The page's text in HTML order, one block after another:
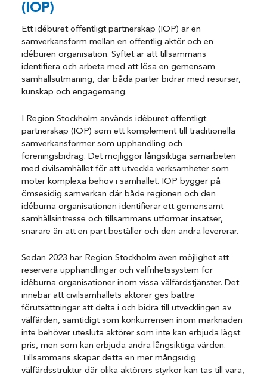
(IOP)
Ett idéburet offentligt partnerskap (IOP) är en
samverkansform mellan en offentlig aktör och en
idéburen organisation. Syftet är att tillsammans
identifiera och arbeta med att lösa en gemensam
samhällsutmaning, där båda parter bidrar med resurser,
kunskap och engagemang.
I Region Stockholm används idéburet offentligt
partnerskap (IOP) som ett komplement till traditionella
samverkansformer som upphandling och
föreningsbidrag. Det möjliggör långsiktiga samarbeten
med civilsamhället för att utveckla verksamheter som
möter komplexa behov i samhället. IOP bygger på
ömsesidig samverkan där både regionen och den
idéburna organisationen identifierar ett gemensamt
samhällsintresse och tillsammans utformar insatser,
snarare än att en part beställer och den andra levererar.
Sedan 2023 har Region Stockholm även möjlighet att
reservera upphandlingar och valfrihetssystem för
idéburna organisationer inom vissa välfärdstjänster. Det
innebär att civilsamhällets aktörer ges bättre
förutsättningar att delta i och bidra till utvecklingen av
välfärden, samtidigt som konkurrensen inom marknaden
inte behöver utesluta aktörer som inte kan erbjuda lägst
pris, men som kan erbjuda andra långsiktiga värden.
Tillsammans skapar detta en mer mångsidig
välfärdsstruktur där olika aktörers styrkor kan tas till vara,